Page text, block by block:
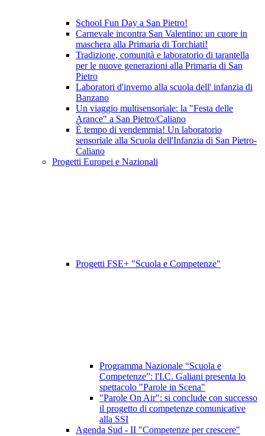
School Fun Day a San Pietro!
Carnevale incontra San Valentino: un cuore in
maschera alla Primaria di Torchiati!
Tradizione, comunità e laboratorio di tarantella
per le nuove generazioni alla Primaria di San
Pietro
Laboratori d'inverno alla scuola dell' infanzia di
Banzano
Un viaggio multisensoriale: la "Festa delle
Arance" a San Pietro/Caliano
È tempo di vendemmia! Un laboratorio
sensoriale alla Scuola dell'Infanzia di San Pietro-
Caliano
Progetti Europei e Nazionali
Progetti FSE+ "Scuola e Competenze"
Programma Nazionale “Scuola e
Competenze”: l'I.C. Galiani presenta lo
spettacolo "Parole in Scena"
"Parole On Air": si conclude con successo
il progetto di competenze comunicative
alla SSI
Agenda Sud - II "Competenze per crescere"